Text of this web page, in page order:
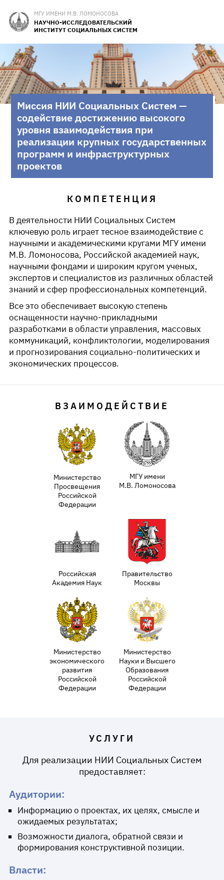
МГУ ИМЕНИ М.В. ЛОМОНОСОВА
НАУЧНО-ИССЛЕДОВАТЕЛЬСКИЙ
ИНСТИТУТ СОЦИАЛЬНЫХ СИСТЕМ
Миссия НИИ Социальных Систем —
содействие достижению высокого
уровня взаимодействия при
реализации крупных государственных
программ и инфраструктурных
проектов
КОМПЕТЕНЦИЯ
В деятельности НИИ Социальных Систем
ключевую роль играет тесное взаимодействие с
научными и академическими кругами МГУ имени
М.В. Ломоносова, Российской академией наук,
научными фондами и широким кругом ученых,
экспертов и специалистов из различных областей
знаний и сфер профессиональных компетенций.
Все это обеспечивает высокую степень
оснащенности научно-прикладными
разработками в области управления, массовых
коммуникаций, конфликтологии, моделирования
и прогнозирования социально-политических и
экономических процессов.
ВЗАИМОДЕЙСТВИЕ
Министерство
Просвещения
Российской
Федерации
МГУ имени
М.В. Ломоносова
Российская
Академия Наук
Правительство
Москвы
Министерство
экономического
развития
Российской
Федерации
Министерство
Науки и Высшего
Образования
Российской
Федерации
УСЛУГИ
Для реализации НИИ Социальных Систем
предоставляет:
Аудитории:
Информацию о проектах, их целях, смысле и
ожидаемых результатах;
Возможности диалога, обратной связи и
формирования конструктивной позиции.
Власти: